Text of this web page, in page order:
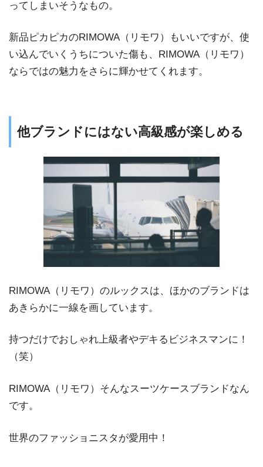
ってしまいそうなもの。
新品ピカピカのRIMOWA（リモワ）もいいですが、使
い込んでいくうちについた傷も、RIMOWA（リモワ）
ならではの魅力をさらに輝かせてくれます。
他ブランドにはない高級感が楽しめる
RIMOWA（リモワ）のルックスは、ほかのブランドは
あきらかに一線を画しています。
持つだけでおしゃれ上級者やデキるビジネスマンに！
（笑）
RIMOWA（リモワ）そんなスーツケースブランドなん
です。
世界のファッショニスタが愛用中！